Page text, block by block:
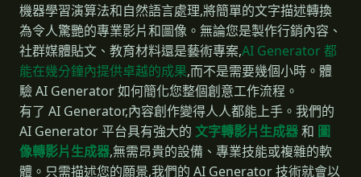
機器學習演算法和自然語言處理,將簡單的文字描述轉換
為令人驚艷的專業影片和圖像。無論您是製作行銷內容、
社群媒體貼文、教育材料還是藝術專案,AI Generator 都
能在幾分鐘內提供卓越的成果,而不是需要幾個小時。體
驗 AI Generator 如何簡化您整個創意工作流程。
有了 AI Generator,內容創作變得人人都能上手。我們的
AI Generator 平台具有強大的 文字轉影片生成器和 圖
像轉影片生成器,無需昂貴的設備、專業技能或複雜的軟
體。只需描述您的願景,我們的 AI Generator 技術就會以